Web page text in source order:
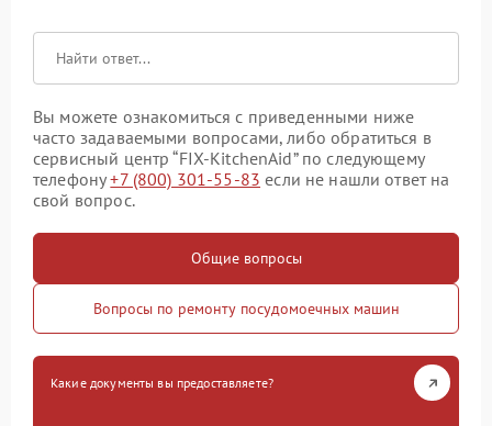
Вы можете ознакомиться с приведенными ниже
часто задаваемыми вопросами, либо обратиться в
сервисный центр “FIX-KitchenAid” по следующему
телефону+7 (800) 301-55-83 если не нашли ответ на
свой вопрос.
Общие вопросы
Вопросы по ремонту посудомоечных машин
Какие документы вы предоставляете?